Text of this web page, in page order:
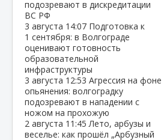
подозревают в дискредитации
ВС РФ
3 августа 14:07 Подготовка к
1 сентября: в Волгограде
оценивают готовность
образовательной
инфраструктуры
3 августа 12:53 Агрессия на фоне
опьянения: волгоградку
подозревают в нападении с
ножом на прохожую
2 августа 11:45Лето, арбузы и
веселье: как прошёл „Арбузный